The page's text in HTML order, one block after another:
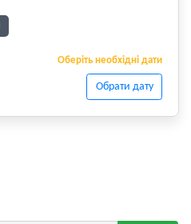
Оберіть необхідні дати
Обрати дату